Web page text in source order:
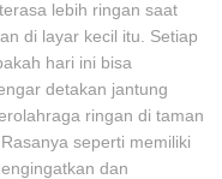
lebih ringan saat
di layar kecil itu. Setiap
hari ini bisa
detakan jantung
ringan di taman
seperti memiliki
dan